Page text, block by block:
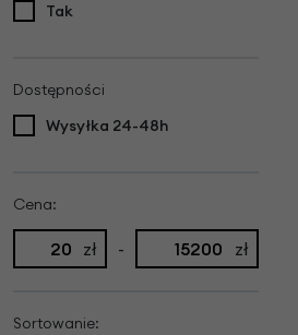
Tak
Dostępności
Wysyłka 24-48h
Cena:
zł - zł
Sortowanie: